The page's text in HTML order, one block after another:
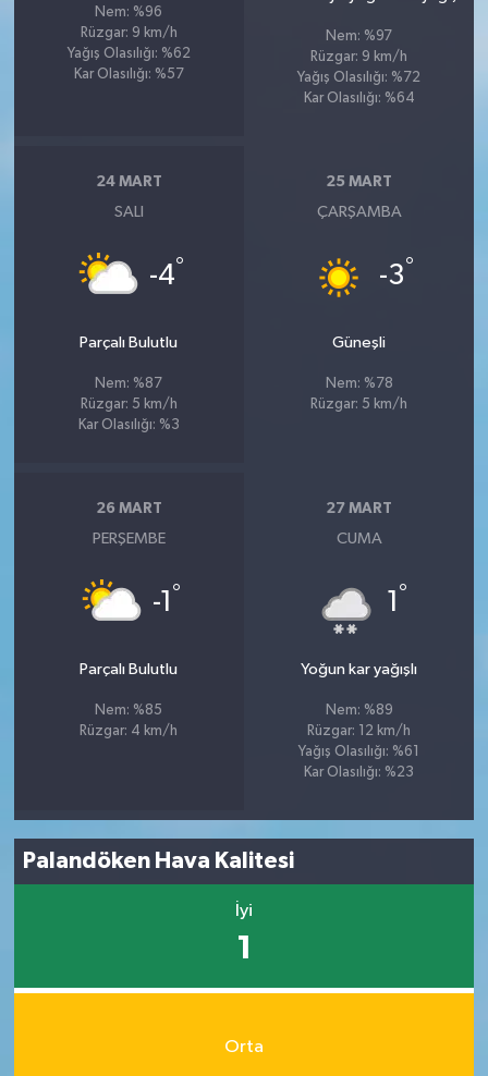
Nem: %96
Rüzgar: 9 km/h
Yağış Olasılığı: %62
Kar Olasılığı: %57
Nem: %97
Rüzgar: 9 km/h
Yağış Olasılığı: %72
Kar Olasılığı: %64
24 MART
SALI
-4°
Parçalı Bulutlu
Nem: %87
Rüzgar: 5 km/h
Kar Olasılığı: %3
25 MART
ÇARŞAMBA
-3°
Güneşli
Nem: %78
Rüzgar: 5 km/h
26 MART
PERŞEMBE
-1 °
Parçalı Bulutlu
Nem: %85
Rüzgar: 4 km/h
27 MART
CUMA
1 °
Yoğun kar yağışlı
Nem: %89
Rüzgar: 12 km/h
Yağış Olasılığı: %61
Kar Olasılığı: %23
Palandöken Hava Kalitesi
İyi
1
Orta